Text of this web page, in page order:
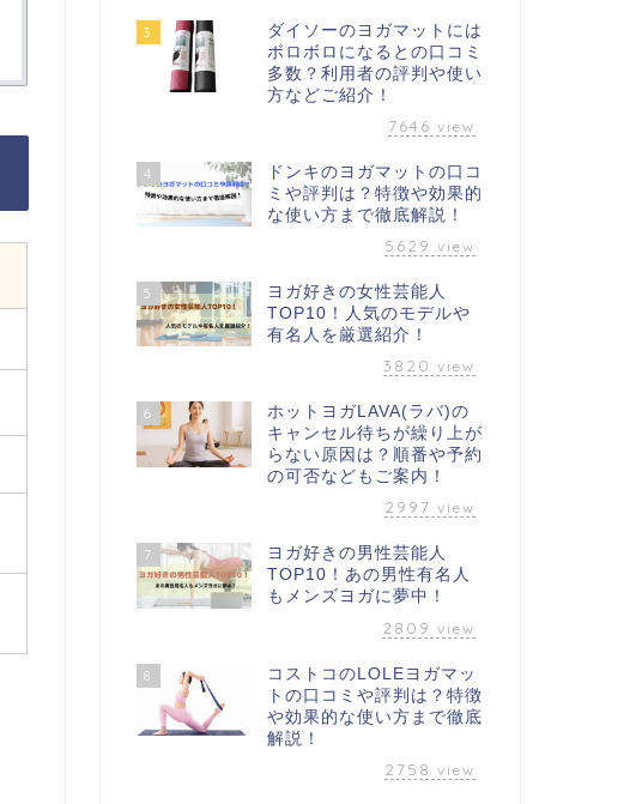
3
ダイソーのヨガマットには
ボロボロになるとの口コミ
多数？利用者の評判や使い
方などご紹介！
7646 view
4
ドンキのヨガマットの口コ
ミや評判は？特徴や効果的
な使い方まで徹底解説！
5629 view
5
ヨガ好きの女性芸能人
TOP10！人気のモデルや
有名人を厳選紹介！
3820 view
6
ホットヨガLAVA(ラバ)の
キャンセル待ちが繰り上が
らない原因は？順番や予約
の可否などもご案内！
2997 view
7
ヨガ好きの男性芸能人
TOP10！あの男性有名人
もメンズヨガに夢中！
2809 view
8
コストコのLOLEヨガマッ
トの口コミや評判は？特徴
や効果的な使い方まで徹底
解説！
2758 view